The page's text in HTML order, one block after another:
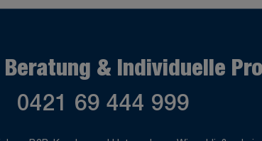
Beratung & Individuelle
0421 69 444 999